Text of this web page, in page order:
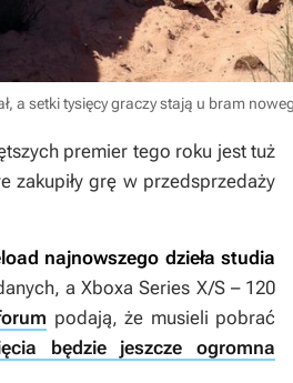
a setki tysięcy graczy stają u bram
premier tego roku jest tuż
grę w przedsprzedaży
najnowszego dzieła studia
a Xboxa Series X/S – 120
podają, że musieli pobrać
będzie jeszcze ogromna